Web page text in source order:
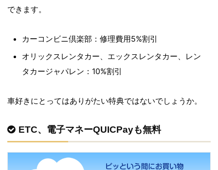
できます。
カーコンビニ倶楽部：修理費用5%割引
オリックスレンタカー、エックスレンタカー、レン
タカージャパレン：10%割引
車好きにとってはありがたい特典ではないでしょうか。
ETC、電子マネーQUICPayも無料